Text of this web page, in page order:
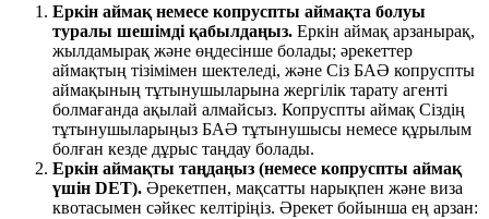
Еркін аймақ немесе копруспты аймақта болуы
туралы шешімді қабылдаңыз. Еркін аймақ арзанырақ,
жылдамырақ және өңдесінше болады; әрекеттер
аймақтың тізімімен шектеледі, және Сіз БАӘ копруспты
аймақының тұтынушыларына жергілік тарату агенті
болмағанда ақылай алмайсыз. Копруспты аймақ Сіздің
тұтынушыларыңыз БАӘ тұтынушысы немесе құрылым
болған кезде дұрыс таңдау болады.
Еркін аймақты таңдаңыз (немесе копруспты аймақ
үшін DET). Әрекетпен, мақсатты нарықпен және виза
квотасымен сәйкес келтіріңіз. Әрекет бойынша ең арзан: